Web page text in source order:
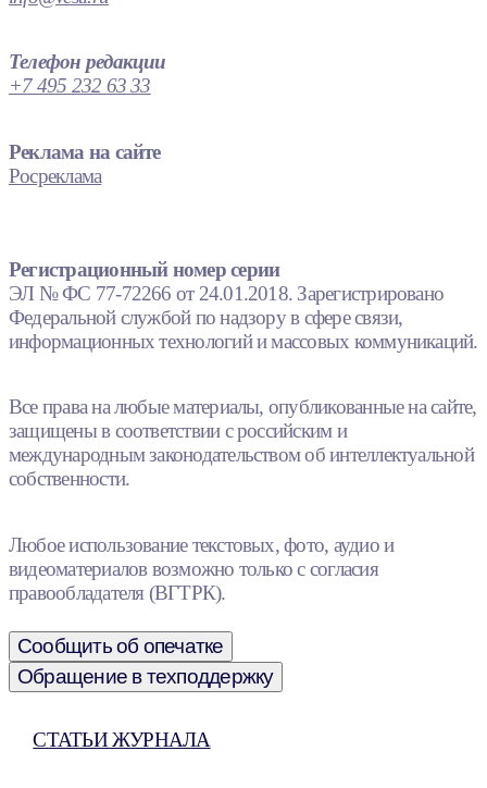
Телефон редакции
+7 495 232 63 33
Реклама на сайте
Росреклама
Регистрационный номер серии
ЭЛ № ФС 77-72266 от 24.01.2018. Зарегистрировано
Федеральной службой по надзору в сфере связи,
информационных технологий и массовых коммуникаций.
Все права на любые материалы, опубликованные на сайте,
защищены в соответствии с российским и
международным законодательством об интеллектуальной
собственности.
Любое использование текстовых, фото, аудио и
видеоматериалов возможно только с согласия
правообладателя (ВГТРК).
Сообщить об опечатке
Обращение в техподдержку
СТАТЬИ ЖУРНАЛА